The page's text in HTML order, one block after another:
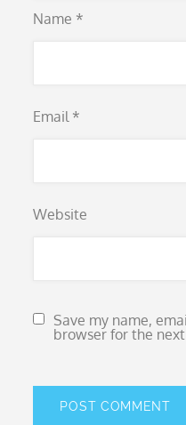
Name *
Email *
Website
Save my name,
browser for the